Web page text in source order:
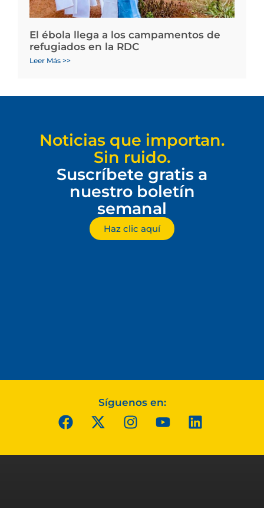
El ébola llega a los campamentos de
refugiados en la RDC
Leer Más >>
Noticias que importan.
Sin ruido.
Suscríbete gratis a
nuestro boletín
semanal
Haz clic aquí
Síguenos en: